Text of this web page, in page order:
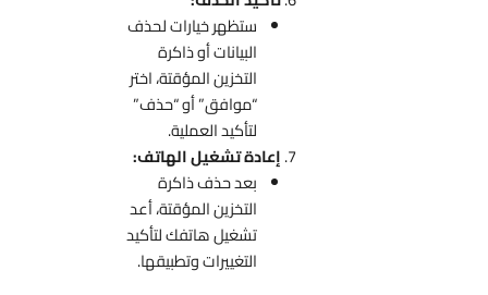
ستظهر خيارات لحذف
البيانات أو ذاكرة
التخزين المؤقتة، اختر
“موافق” أو “حذف”
لتأكيد العملية.
إعادة تشغيل الهاتف:
بعد حذف ذاكرة
التخزين المؤقتة، أعد
تشغيل هاتفك لتأكيد
التغييرات وتطبيقها.